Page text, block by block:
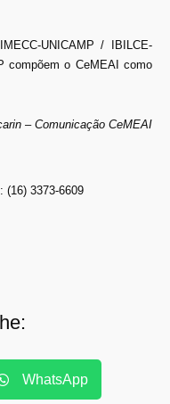
UNICAMP / IBILCE-
compõem o CeMEAI como
– Comunicação CeMEAI
(16) 3373-6609
WhatsApp